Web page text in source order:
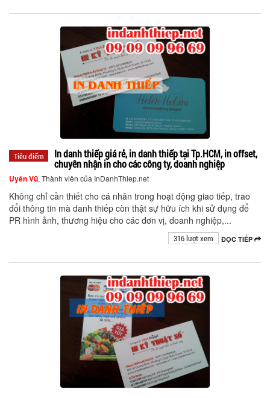
Tiêu điểm
In danh thiếp giá rẻ, in danh thiếp tại Tp.HCM, in offset,
chuyên nhận in cho các công ty, doanh nghiệp
Uyên Vũ, Thành viên của InDanhThiep.net
Không chỉ cần thiết cho cá nhân trong hoạt động giao tiếp, trao
đổi thông tin mà danh thiếp còn thật sự hữu ích khi sử dụng để
PR hình ảnh, thương hiệu cho các đơn vị, doanh nghiệp,...
ĐỌC TIẾP
316 lượt xem